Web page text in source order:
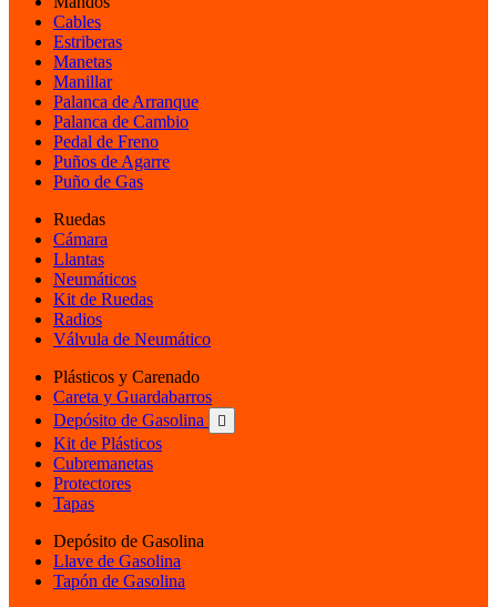
Cables
Estriberas
Manetas
Manillar
Palanca de Arranque
Palanca de Cambio
Pedal de Freno
Puños de Agarre
Puño de Gas
Ruedas
Cámara
Llantas
Neumáticos
Kit de Ruedas
Radios
Válvula de Neumático
Plásticos y Carenado
Careta y Guardabarros
Depósito de Gasolina

Kit de Plásticos
Cubremanetas
Protectores
Tapas
Depósito de Gasolina
Llave de Gasolina
Tapón de Gasolina